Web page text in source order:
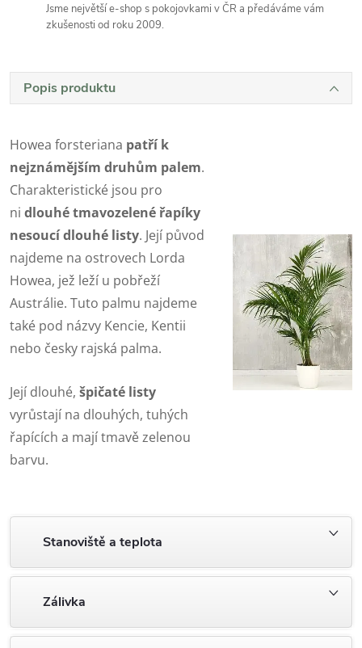
Jsme největší e-shop s pokojovkami v ČR a předáváme vám
zkušenosti od roku 2009.
Popis produktu
Howea forsteriana patří k
nejznámějším druhům palem.
Charakteristické jsou pro
ni dlouhé tmavozelené řapíky
nesoucí dlouhé listy. Její původ
najdeme na ostrovech Lorda
Howea, jež leží u pobřeží
Austrálie. Tuto palmu najdeme
také pod názvy Kencie, Kentii
nebo česky rajská palma.
Její dlouhé, špičaté listy
vyrůstají na dlouhých, tuhých
řapících a mají tmavě zelenou
barvu.
Stanoviště a teplota
Zálivka